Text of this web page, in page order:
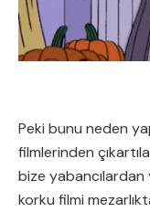
Peki bunu neden
filmlerinden
bize yabancılardan
korku filmi